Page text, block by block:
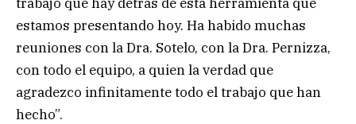
estamos presentando hoy. Ha habido muchas
reuniones con la Dra. Sotelo, con la Dra. Pernizza,
con todo el equipo, a quien la verdad que
agradezco infinitamente todo el trabajo que han
hecho”.